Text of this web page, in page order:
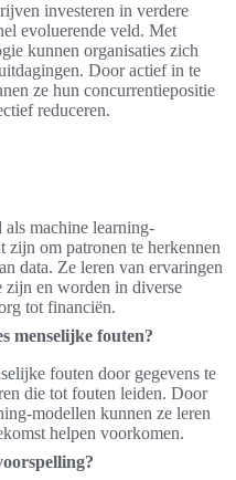
investeren in verdere
evoluerende veld. Met
kunnen organisaties zich
Door actief in te
ze hun concurrentiepositie
reduceren.
machine learning-
zijn om patronen te herkennen
data. Ze leren van ervaringen
zijn en worden in diverse
tot financiën.
menselijke fouten?
fouten door gegevens te
die tot fouten leiden. Door
modellen kunnen ze leren
helpen voorkomen.